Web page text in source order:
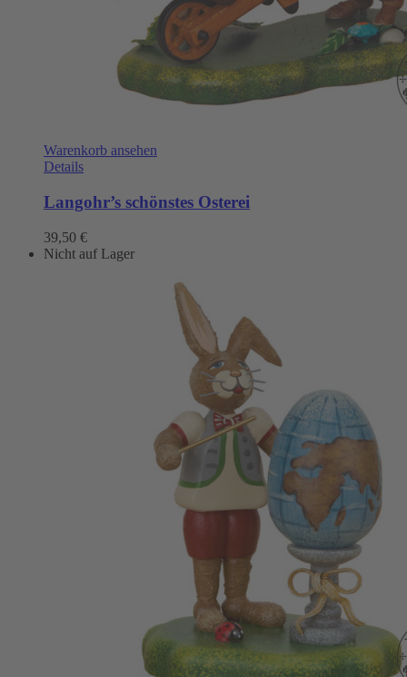
Warenkorb ansehen
Details
Langohr’s schönstes Osterei
39,50 €
Nicht auf Lager